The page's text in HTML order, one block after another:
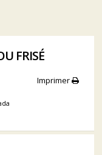
FRISÉ
Imprimer